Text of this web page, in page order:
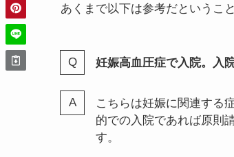
上記を踏まえて、私が実際問い
病名などの前に、ご自身の保険